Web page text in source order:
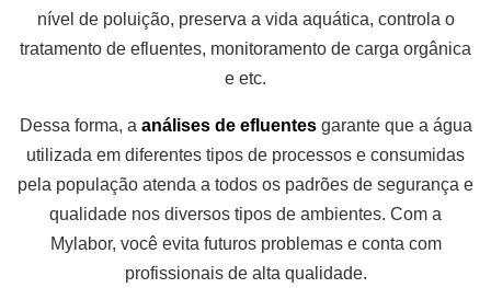
nível de poluição, preserva a vida aquática, controla o
tratamento de efluentes, monitoramento de carga orgânica
e etc.
Dessa forma, a análises de efluentes garante que a água
utilizada em diferentes tipos de processos e consumidas
pela população atenda a todos os padrões de segurança e
qualidade nos diversos tipos de ambientes. Com a
Mylabor, você evita futuros problemas e conta com
profissionais de alta qualidade.